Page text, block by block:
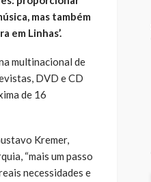
mas também
em Linhas’.
multinacional de
DVD e CD
de 16
Kremer,
“mais um passo
necessidades e